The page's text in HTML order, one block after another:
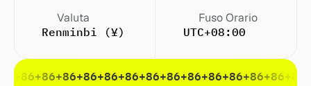
Valuta
Renminbi (¥)
Fuso Orario
UTC+08:00
+86+86+86+86+86+86+86+86+86+86+86+86+86+86